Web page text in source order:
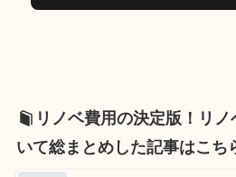
リノベ費用の決定版！リ
いて総まとめした記事はこち